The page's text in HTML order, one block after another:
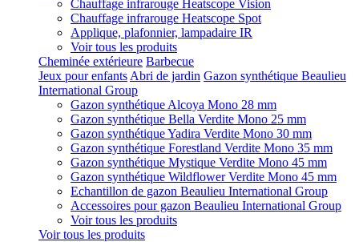
Chauffage infrarouge Heatscope Vision
Chauffage infrarouge Heatscope Spot
Applique, plafonnier, lampadaire IR
Voir tous les produits
Cheminée extérieure Barbecue
Jeux pour enfants Abri de jardin Gazon synthétique Beaulieu
International Group
Gazon synthétique Alcoya Mono 28 mm
Gazon synthétique Bella Verdite Mono 25 mm
Gazon synthétique Yadira Verdite Mono 30 mm
Gazon synthétique Forestland Verdite Mono 35 mm
Gazon synthétique Mystique Verdite Mono 45 mm
Gazon synthétique Wildflower Verdite Mono 45 mm
Echantillon de gazon Beaulieu International Group
Accessoires pour gazon Beaulieu International Group
Voir tous les produits
Voir tous les produits